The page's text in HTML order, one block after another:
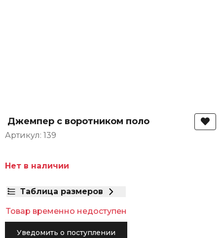
Джемпер с воротником поло
Артикул: 139
Нет в наличии
Таблица размеров
Товар временно недоступен
Уведомить о поступлении